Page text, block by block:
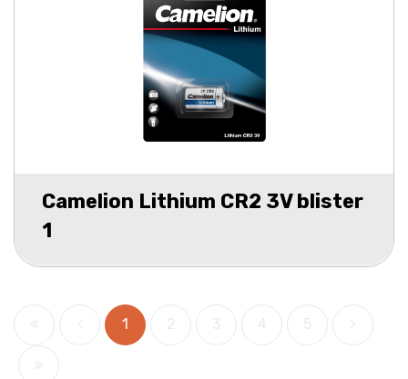
Camelion Lithium CR2 3V blister
1
1